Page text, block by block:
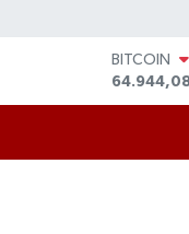
DOLAR
47,7436
EURO